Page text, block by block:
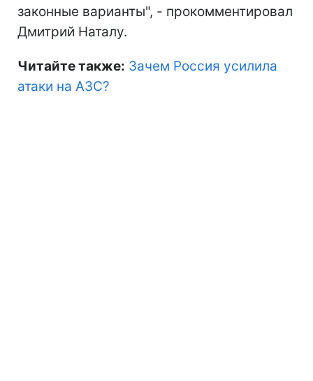
законные варианты", - прокомментировал
Дмитрий Наталу.
Читайте также: Зачем Россия усилила
атаки на АЗС?